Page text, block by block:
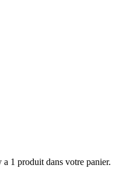
a 1 produit dans votre panier.